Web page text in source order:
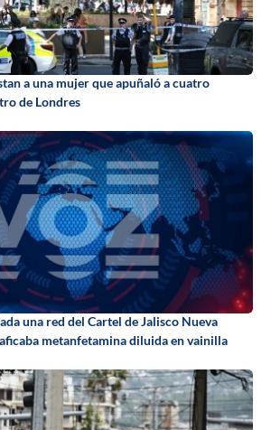
a una mujer que apuñaló a cuatro
de Londres
una red del Cartel de Jalisco Nueva
metanfetamina diluida en vainilla